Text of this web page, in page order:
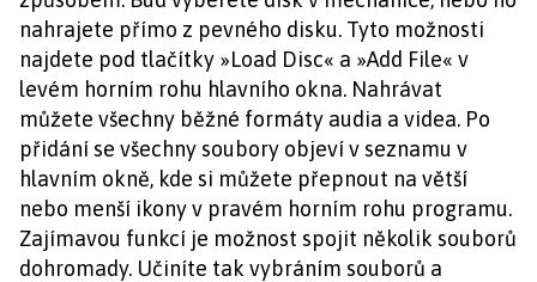
nahrajete přímo z pevného disku. Tyto možnosti
najdete pod tlačítky »Load Disc« a »Add File« v
levém horním rohu hlavního okna. Nahrávat
můžete všechny běžné formáty audia a videa. Po
přidání se všechny soubory objeví v seznamu v
hlavním okně, kde si můžete přepnout na větší
nebo menší ikony v pravém horním rohu programu.
Zajímavou funkcí je možnost spojit několik souborů
dohromady. Učiníte tak vybráním souborů a